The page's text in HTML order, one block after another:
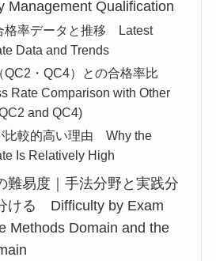
Management Qualification
格率データと推移 Latest
Data and Trends
QC2・QC4）との合格率比
Rate Comparison with Other
and QC4)
比較的高い理由 Why the
Is Relatively High
難易度｜手法分野と実践分
ける Difficulty by Exam
Methods Domain and the